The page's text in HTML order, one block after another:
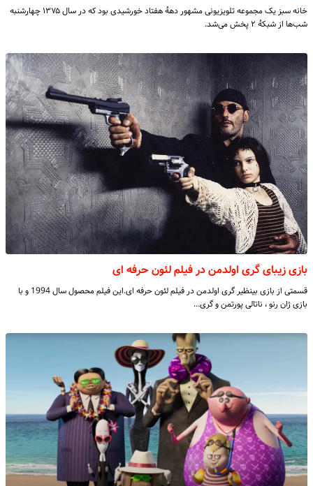
خانه سبز یک مجموعه تلویزیونی مشهور دههٔ هفتاد خورشیدی بود که در سال ۱۳۷۵ چهارشنبه‌
شب‌ها از شبکهٔ ۲ پخش می‌شد.
بازی زیبای گری اولدمن در فیلم لئون حرفه ای
قسمتی از بازی بینظیر گری اولدمن در فیلم لئون حرفه ای.این فیلم محصول سال 1994 و با
بازی ژان رنو ، ناتالی پورتمن و گری…